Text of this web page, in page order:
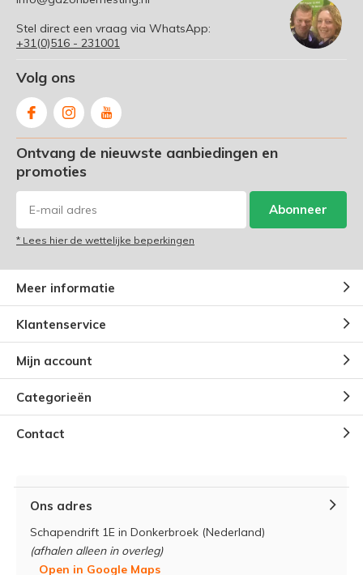
Stel direct een vraag via WhatsApp:
+31(0)516 - 231001
Volg ons
Ontvang de nieuwste aanbiedingen en
promoties
Abonneer
* Lees hier de wettelijke beperkingen
Meer informatie
Klantenservice
Mijn account
Categorieën
Contact
Ons adres
Schapendrift 1E in Donkerbroek (Nederland)
(afhalen alleen in overleg)
Open in Google Maps